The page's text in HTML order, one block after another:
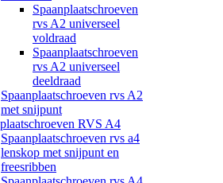
Spaanplaatschroeven
rvs A2 universeel
voldraad
Spaanplaatschroeven
rvs A2 universeel
deeldraad
Spaanplaatschroeven rvs A2
met snijpunt
RVS A4
Spaanplaatschroeven rvs a4
lenskop met snijpunt en
freesribben